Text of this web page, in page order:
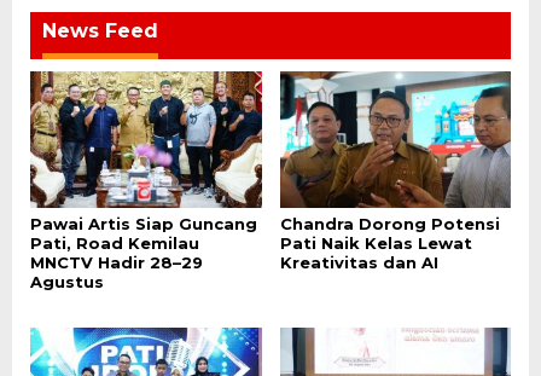
News Feed
Pawai Artis Siap Guncang
Pati, Road Kemilau
MNCTV Hadir 28–29
Agustus
Chandra Dorong Potensi
Pati Naik Kelas Lewat
Kreativitas dan AI